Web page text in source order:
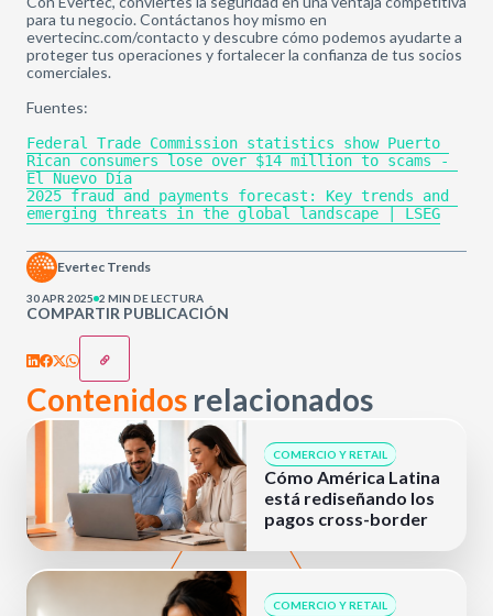
para tu negocio. Contáctanos hoy mismo en
evertecinc.com/contacto y descubre cómo podemos ayudarte a
proteger tus operaciones y fortalecer la confianza de tus socios
comerciales.
Fuentes:
Federal Trade Commission statistics show Puerto
Rican consumers lose over $14 million to scams -
El Nuevo Día
2025 fraud and payments forecast: Key trends and
emerging threats in the global landscape | LSEG
COMPARTIR PUBLICACIÓN
Evertec Trends
30 APR 2025 2 MIN DE LECTURA
Contenidos relacionados
COMERCIO Y RETAIL
Cómo América Latina
está rediseñando los
pagos cross-border
COMERCIO Y RETAIL